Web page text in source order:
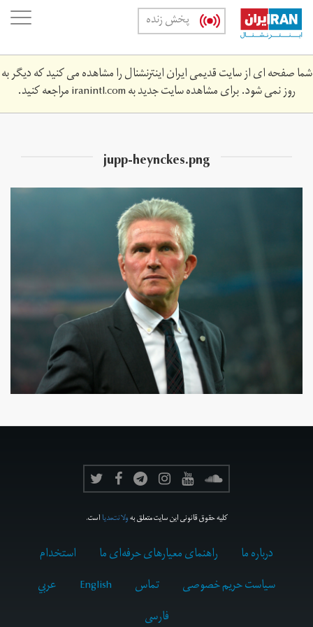
Skip
main
content
پخش زنده
شما صفحه ای از سایت قدیمی ایران اینترنشنال را مشاهده می کنید که دیگر به
روز نمی شود. برای مشاهده سایت جدید بهiranintl.comمراجعه کنید.
jupp-heynckes.png
کلیه حقوق قانونی این سایت متعلق بهولانت‌مدیااست.
درباره ما راهنمای معیارهای حرفه‌ای ما
استخدام
سیاست حریم خصوصی
تماس English
عربي
فارسى